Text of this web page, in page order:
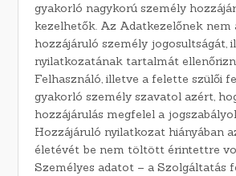
gyakorló nagykorú személy
kezelhetők. Az Adatkezelőnek nem
hozzájáruló személy jogosultságát,
nyilatkozatának tartalmát
Felhasználó, illetve a felette szülői
gyakorló személy szavatol azért,
hozzájárulás megfelel a
Hozzájáruló nyilatkozat hiányában
életévét be nem töltött érintettre
Személyes adatot – a Szolgáltatás